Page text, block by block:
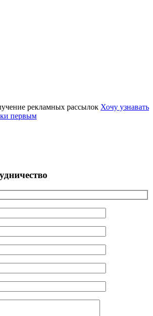
рекламных рассылок Хочу узнавать
первым